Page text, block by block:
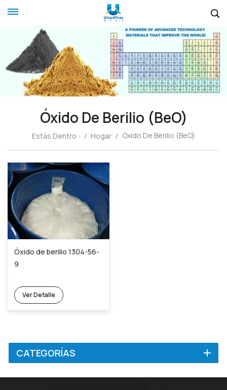
Óxido De Berilio (BeO)
Estás Dentro : / Hogar / Óxido De Berilio (BeO)
Óxido de berilio 1304-56-
9
Ver Detalle
CATEGORÍAS